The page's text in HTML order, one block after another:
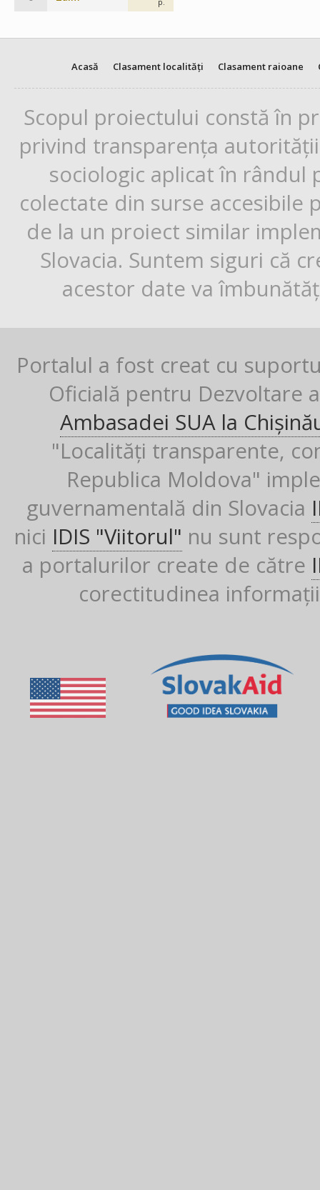
Acasă Clasament localități Clasament raioane
Scopul proiectului constă în
privind transparența
sociologic aplicat în rândul
colectate din surse
de la un proiect similar
Slovacia. Suntem siguri că
acestor date va
Portalul a fost creat cu
Oficială pentru Dezvoltare
Ambasadei SUA la
"Localități transparente,
Republica Moldova"
guvernamentală din Slovacia
nici IDIS "Viitorul" nu sunt
a portalurilor create de către
corectitudinea